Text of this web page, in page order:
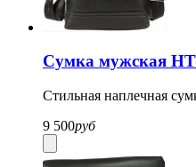
Сумка мужская HT
Стильная наплечная
9 500руб